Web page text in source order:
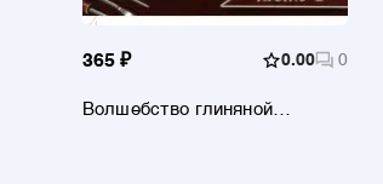
365 ₽ 0.00 0
Волшебство глиняной